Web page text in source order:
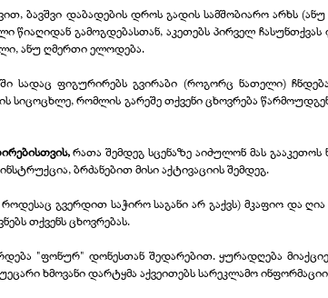
დაბადების დროს გადის სამშობიარო არხს (ანუ
გამოგდებასთან, აკეთებს პირველ ჩასუნთქვას
ანუ ღმერთი ელოდება.
ფიგურირებს გვირაბი (როგორც ნათელი) ჩნდება
სიცოცხლე, რომლის გარეშე თქვენი ცხოვრება
რათა შემდეგ სცენაზე აიძულონ მას გააკეთოს
ბრძანებით მისი აქტივაციის შემდეგ.
გვერდით საჭირო საგანი არ გაქვს) მკაფიო და
თქვენს ცხოვრებას.
"ფონურ" დონესთან შედარებით. ყურადღება
ხმოვანი დარტყმა აქვეითებს სარეკლამო